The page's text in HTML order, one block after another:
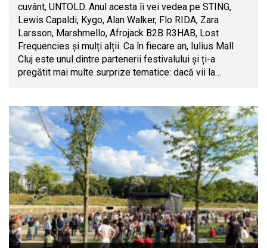
cuvânt, UNTOLD. Anul acesta îi vei vedea pe STING,
Lewis Capaldi, Kygo, Alan Walker, Flo RIDA, Zara
Larsson, Marshmello, Afrojack B2B R3HAB, Lost
Frequencies și mulți alții. Ca în fiecare an, Iulius Mall
Cluj este unul dintre partenerii festivalului și ți-a
pregătit mai multe surprize tematice: dacă vii la…